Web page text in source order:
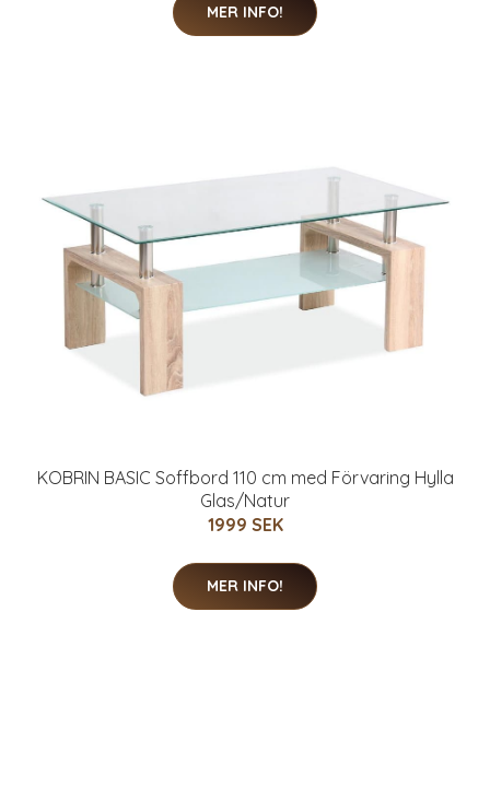
MER INFO!
KOBRIN BASIC Soffbord 110 cm med Förvaring Hylla
Glas/Natur
1999 SEK
MER INFO!